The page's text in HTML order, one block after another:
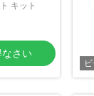
キット
さい